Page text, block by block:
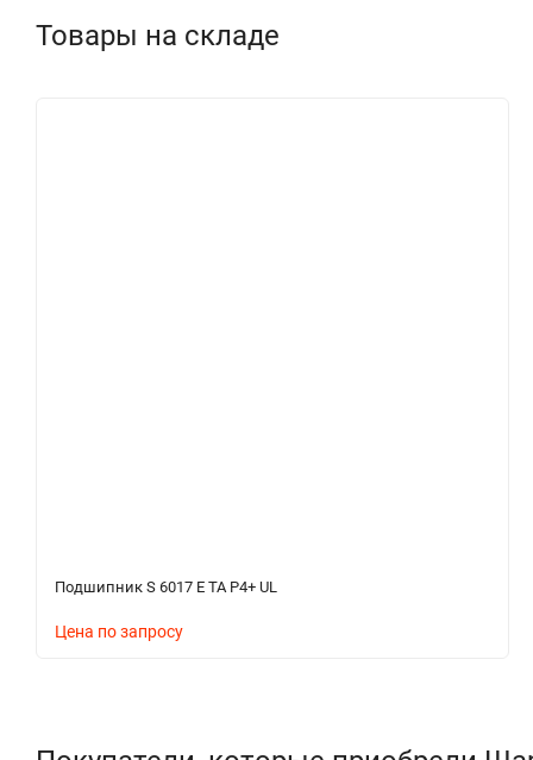
Товары на складе
Подшипник S 6017 E TA P4+ UL
Цена по запросу